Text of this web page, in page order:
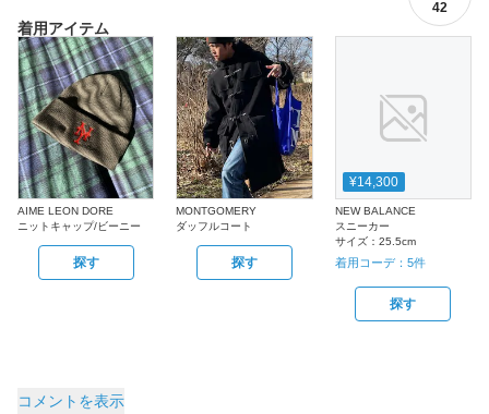
42
着用アイテム
AIME LEON DORE
ニットキャップ/ビーニー
探す
MONTGOMERY
ダッフルコート
探す
¥14,300
NEW BALANCE
スニーカー
サイズ： 25.5cm
着用コーデ： 5件
探す
コメントを表示